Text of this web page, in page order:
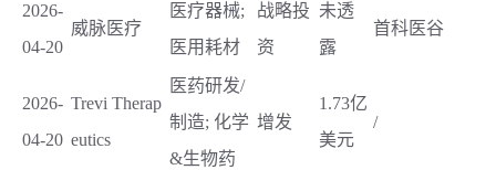
2026-
04-20
威脉医疗
医疗器械;
医用耗材
战略投
资
未透
露
首科医谷
2026-
04-20
Trevi Therap
eutics
医药研发/
制造; 化学
&生物药
增发
1.73亿
美元
/